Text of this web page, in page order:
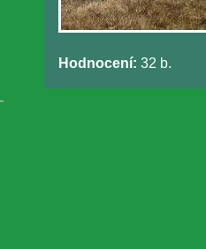
Hodnocení: 32 b.